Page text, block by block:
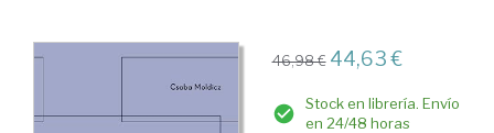
46,98 € 44,63 €
Stock en librería. Envío
en 24/48 horas